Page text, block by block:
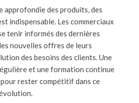
approfondie des produits, des
indispensable. Les commerciaux
tenir informés des dernières
nouvelles offres de leurs
des besoins des clients. Une
et une formation continue
rester compétitif dans ce